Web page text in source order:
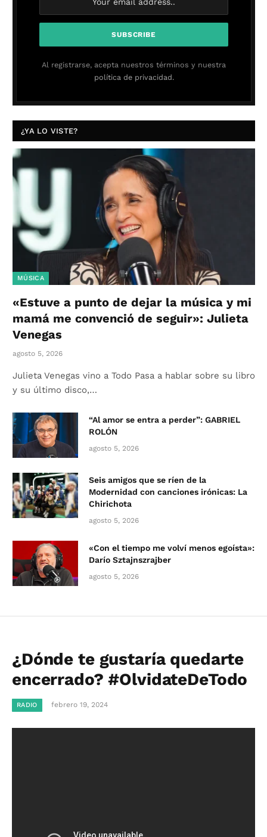
Al registrarse, acepta nuestros términos y nuestra
política de privacidad.
¿YA LO VISTE?
MÚSICA
«Estuve a punto de dejar la música y mi
mamá me convenció de seguir»: Julieta
Venegas
agosto 5, 2026
Julieta Venegas vino a Todo Pasa a hablar sobre su libro
y su último disco,…
“Al amor se entra a perder”: GABRIEL
ROLÓN
agosto 5, 2026
Seis amigos que se ríen de la
Modernidad con canciones irónicas: La
Chirichota
agosto 5, 2026
«Con el tiempo me volví menos egoísta»:
Darío Sztajnszrajber
agosto 5, 2026
¿Dónde te gustaría quedarte
encerrado? #OlvidateDeTodo
RADIO febrero 19, 2024